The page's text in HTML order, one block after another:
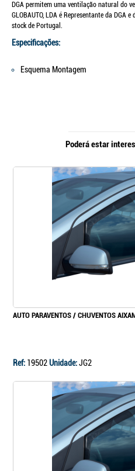
DGA permitem uma ventilação natural do
GLOBAUTO, LDA é Representante da DGA
stock de Portugal.
Especificações:
Esquema Montagem
Poderá estar
AUTO PARAVENTOS / CHUVENTOS
Ref: 19502Unidade:JG2